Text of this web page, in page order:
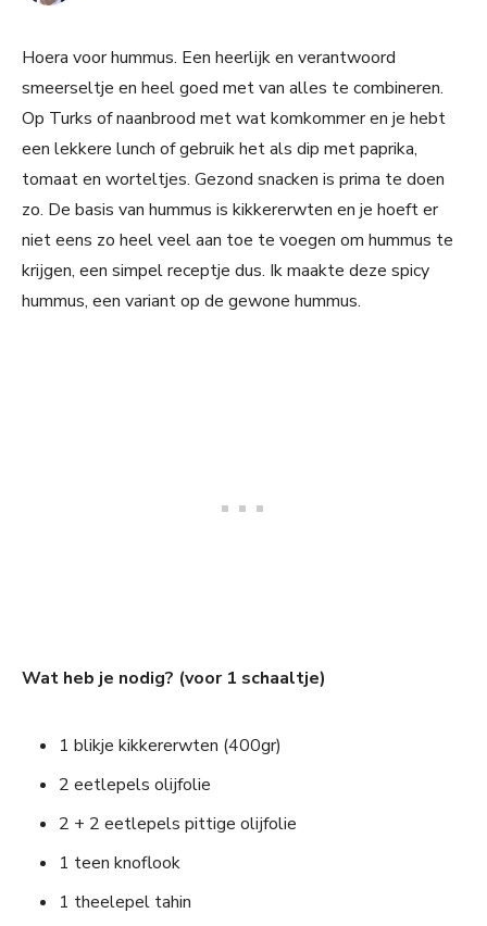
Hoera voor hummus. Een heerlijk en verantwoord
smeerseltje en heel goed met van alles te combineren.
Op Turks of naanbrood met wat komkommer en je hebt
een lekkere lunch of gebruik het als dip met paprika,
tomaat en worteltjes. Gezond snacken is prima te doen
zo. De basis van hummus is kikkererwten en je hoeft er
niet eens zo heel veel aan toe te voegen om hummus te
krijgen, een simpel receptje dus. Ik maakte deze spicy
hummus, een variant op de gewone hummus.
Wat heb je nodig? (voor 1 schaaltje)
1 blikje kikkererwten (400gr)
2 eetlepels olijfolie
2 + 2 eetlepels pittige olijfolie
1 teen knoflook
1 theelepel tahin